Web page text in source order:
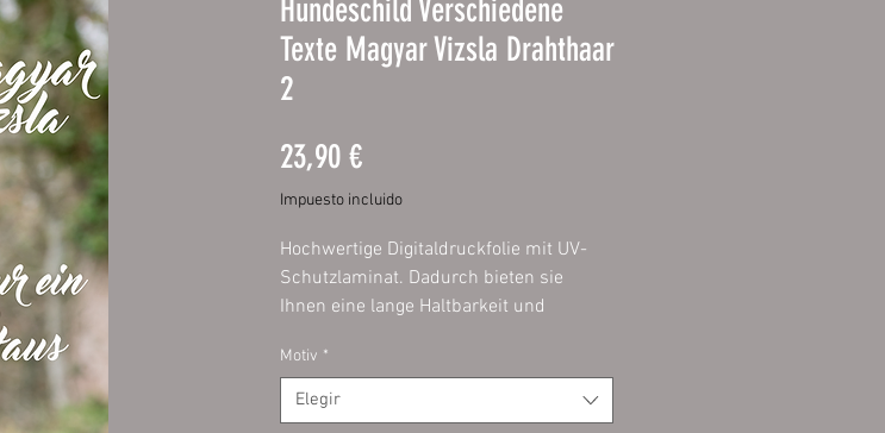
Hundeschild Verschiedene
Texte Magyar Vizsla Drahthaar
2
23,90 €Precio
Impuesto incluido
Hochwertige Digitaldruckfolie mit UV-
Schutzlaminat. Dadurch bieten sie
Ihnen eine lange Haltbarkeit und
Farben. Aufgezogen
auf Aluverbundplatte 3mm mit
abgerundeten Ecken.
Motiv *
Elegir